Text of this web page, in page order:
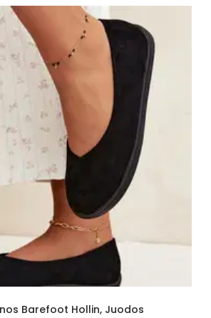
Barefoot Hollin, Juodos